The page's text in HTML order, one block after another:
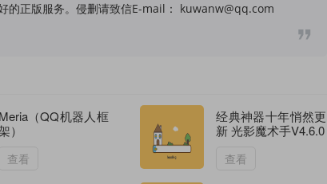
的正版服务。侵删请致信E-mail： kuwanw@qq.com
Meria（QQ机器人框
）
查看
经典神器十年悄然更
新 光影魔术手V4.6.0
查看